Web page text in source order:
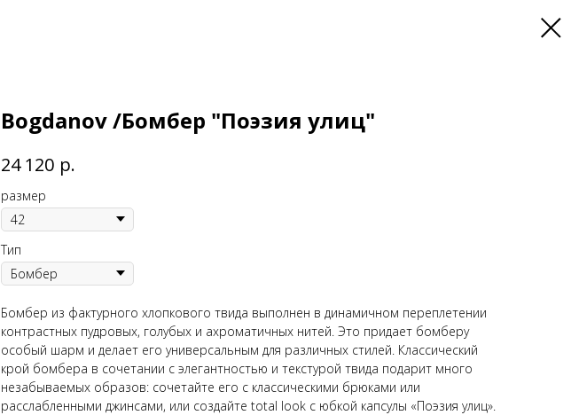
Bogdanov /Бомбер "Поэзия улиц"
24 120 р.
размер
Тип
Бомбер из фактурного хлопкового твида выполнен в динамичном переплетении
контрастных пудровых, голубых и ахроматичных нитей. Это придает бомберу
особый шарм и делает его универсальным для различных стилей. Классический
крой бомбера в сочетании с элегантностью и текстурой твида подарит много
незабываемых образов: сочетайте его с классическими брюками или
расслабленными джинсами, или создайте total look с юбкой капсулы «Поэзия улиц».